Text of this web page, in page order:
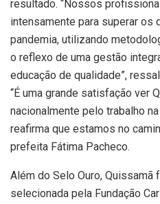
resultado. “Nossos
intensamente para superar
pandemia, utilizando
o reflexo de uma gestão
educação de qualidade”,
“É uma grande satisfação ver
nacionalmente pelo trabalho
reafirma que estamos no
prefeita Fátima Pacheco.
Além do Selo Ouro, Quissamã
selecionada pela Fundação